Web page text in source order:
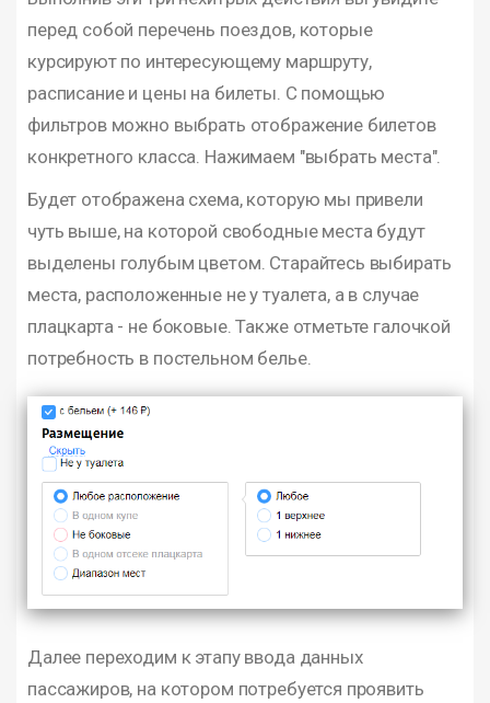
перед собой перечень поездов, которые
курсируют по интересующему маршруту,
расписание и цены на билеты. С помощью
фильтров можно выбрать отображение билетов
конкретного класса. Нажимаем "выбрать места".
Будет отображена схема, которую мы привели
чуть выше, на которой свободные места будут
выделены голубым цветом. Старайтесь выбирать
места, расположенные не у туалета, а в случае
плацкарта - не боковые. Также отметьте галочкой
потребность в постельном белье.
Далее переходим к этапу ввода данных
пассажиров, на котором потребуется проявить